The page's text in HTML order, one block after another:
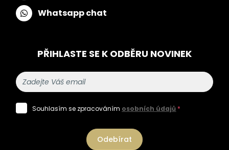
Whatsapp chat
PŘIHLASTE SE K ODBĚRU NOVINEK
Souhlasím se zpracováním osobních údajů *
Odebírat